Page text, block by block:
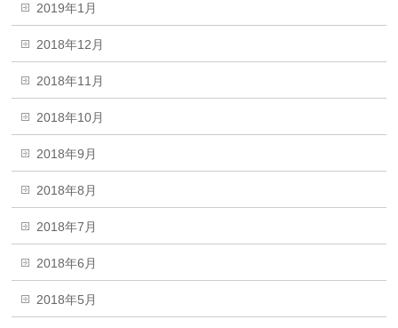
2019年1月
2018年12月
2018年11月
2018年10月
2018年9月
2018年8月
2018年7月
2018年6月
2018年5月